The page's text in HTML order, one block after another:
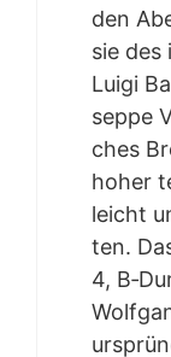
den
sie des
Lui­gi
sep­pe
ches
hoher
leicht
ten.
4,